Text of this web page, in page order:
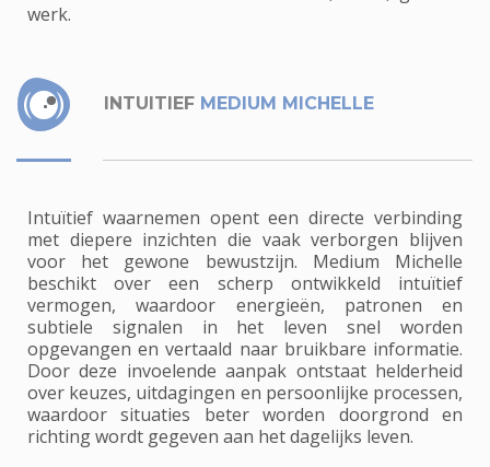
werk.
INTUITIEF MEDIUM MICHELLE
Intuïtief waarnemen opent een directe verbinding
met diepere inzichten die vaak verborgen blijven
voor het gewone bewustzijn. Medium Michelle
beschikt over een scherp ontwikkeld intuïtief
vermogen, waardoor energieën, patronen en
subtiele signalen in het leven snel worden
opgevangen en vertaald naar bruikbare informatie.
Door deze invoelende aanpak ontstaat helderheid
over keuzes, uitdagingen en persoonlijke processen,
waardoor situaties beter worden doorgrond en
richting wordt gegeven aan het dagelijks leven.